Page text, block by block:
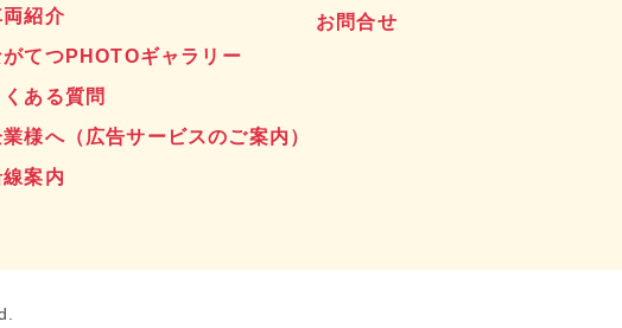
両紹介
がてつPHOTOギャラリー
くある質問
業様へ（広告サービスのご案内）
案内
お問合せ